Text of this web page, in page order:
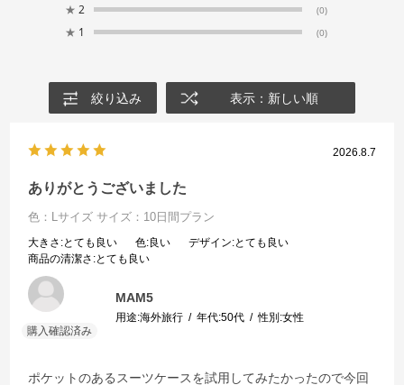
★ 2 (0)
★ 1 (0)
絞り込み 表示：新しい順
2026.8.7
ありがとうございました
色：Lサイズ サイズ：10日間プラン
大きさ :とても良い 色:良い デザイン:とても良い
商品の清潔さ :とても良い
MAM5
用途:海外旅行 年代:50代 性別:女性
ポケットのあるスーツケースを試用してみたかったので今回